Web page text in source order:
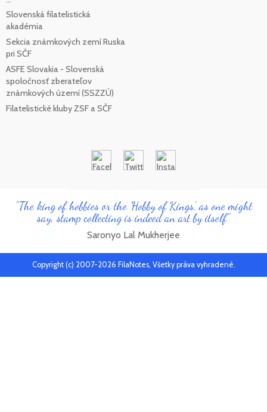
Slovenská filatelistická
akadémia
Sekcia známkových zemí Ruska
pri SČF
ASFE Slovakia - Slovenská
spoločnosť zberateľov
známkových území (SSZZÚ)
Filatelistické kluby ZSF a SČF
"The king of hobbies or the 'Hobby of Kings', as one might
say, stamp collecting is indeed an art by itself"
Saronyo Lal Mukherjee
Copyright (c) 2007-2026 FilaNotes, Všetky práva vyhradené.